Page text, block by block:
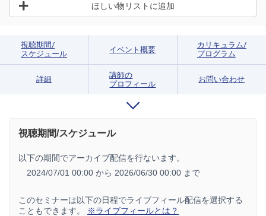
ほしい物リストに追加
視聴期間/
スケジュール
イベント概要
カリキュラム/
プログラム
詳細
講師の
プロフィール
お問い合わせ
視聴期間/スケジュール
以下の期間でアーカイブ配信を行ないます。
2024/07/01 00:00 から 2026/06/30 00:00 まで
このセミナーは以下の日程でライブフィール配信を選択する
こともできます。
※ライブフィールとは？